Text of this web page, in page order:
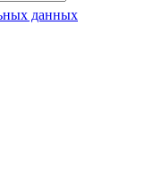
данных